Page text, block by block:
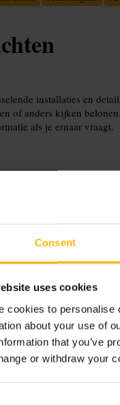
Consent
uses cookies
cookies to personalise
about your use of
that you’ve
or withdraw your
installaties en
of anders kijken
als je ernaar vraagt.
en of er een opening
camera mee voor
interactie.
London SE1 7DR,